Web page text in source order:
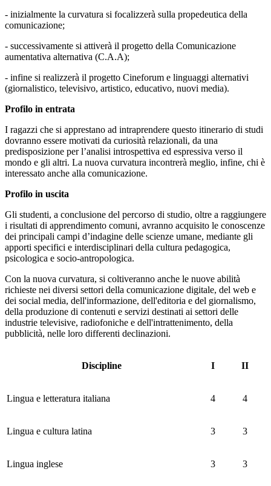
- inizialmente la curvatura si focalizzerà sulla propedeutica della
comunicazione;
- successivamente si attiverà il progetto della Comunicazione
aumentativa alternativa (C.A.A);
- infine si realizzerà il progetto Cineforum e linguaggi alternativi
(giornalistico, televisivo, artistico, educativo, nuovi media).
Profilo in entrata
I ragazzi che si apprestano ad intraprendere questo itinerario di studi
dovranno essere motivati da curiosità relazionali, da una
predisposizione per l’analisi introspettiva ed espressiva verso il
mondo e gli altri. La nuova curvatura incontrerà meglio, infine, chi è
interessato anche alla comunicazione.
Profilo in uscita
Gli studenti, a conclusione del percorso di studio, oltre a raggiungere
i risultati di apprendimento comuni, avranno acquisito le conoscenze
dei principali campi d’indagine delle scienze umane, mediante gli
apporti specifici e interdisciplinari della cultura pedagogica,
psicologica e socio-antropologica.
Con la nuova curvatura, si coltiveranno anche le nuove abilità
richieste nei diversi settori della comunicazione digitale, del web e
dei social media, dell'informazione, dell'editoria e del giornalismo,
della produzione di contenuti e servizi destinati ai settori delle
industrie televisive, radiofoniche e dell'intrattenimento, della
pubblicità, nelle loro differenti declinazioni.
Discipline I II
Lingua e letteratura italiana 4 4
Lingua e cultura latina 3 3
Lingua inglese 3 3